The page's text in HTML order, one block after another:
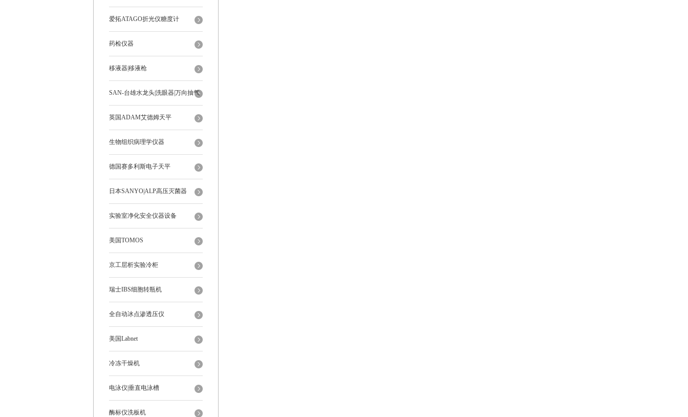
爱拓ATAGO折光仪糖度计
药检仪器
移液器|移液枪
SAN-台雄水龙头|洗眼器|万向抽气
罩
英国ADAM艾德姆天平
生物组织病理学仪器
德国赛多利斯电子天平
日本SANYO|ALP高压灭菌器
实验室净化安全仪器设备
美国TOMOS
京工层析实验冷柜
瑞士IBS细胞转瓶机
全自动冰点渗透压仪
美国Labnet
冷冻干燥机
电泳仪|垂直电泳槽
酶标仪洗板机